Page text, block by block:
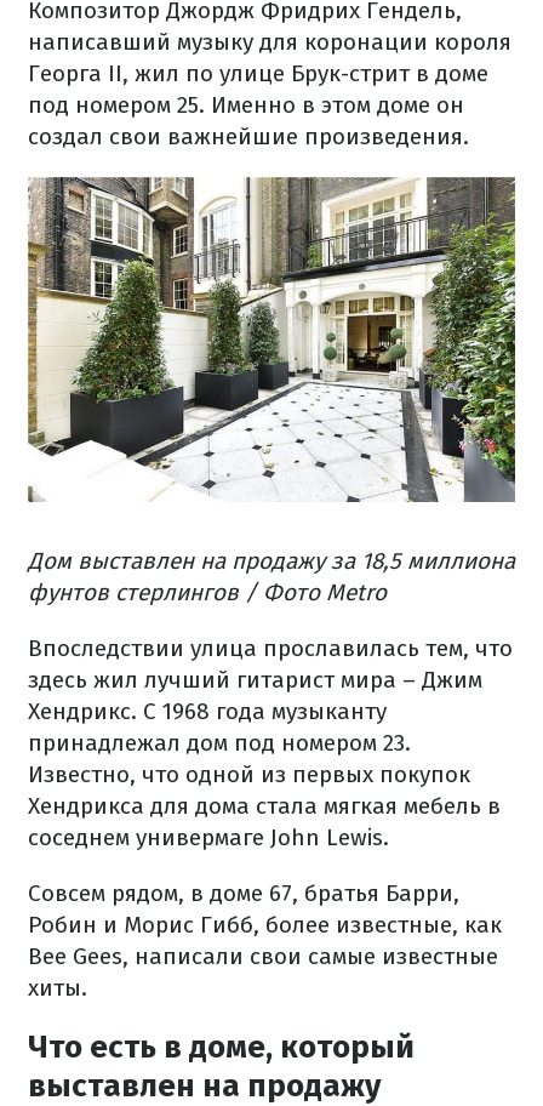
Композитор Джордж Фридрих Гендель,
написавший музыку для коронации короля
Георга II, жил по улице Брук-стрит в доме
под номером 25. Именно в этом доме он
создал свои важнейшие произведения.
Дом выставлен на продажу за 18,5 миллиона
фунтов стерлингов / Фото Metro
Впоследствии улица прославилась тем, что
здесь жил лучший гитарист мира – Джим
Хендрикс. С 1968 года музыканту
принадлежал дом под номером 23.
Известно, что одной из первых покупок
Хендрикса для дома стала мягкая мебель в
соседнем универмаге John Lewis.
Совсем рядом, в доме 67, братья Барри,
Робин и Морис Гибб, более известные, как
Bee Gees, написали свои самые известные
хиты.
Что есть в доме, который
выставлен на продажу